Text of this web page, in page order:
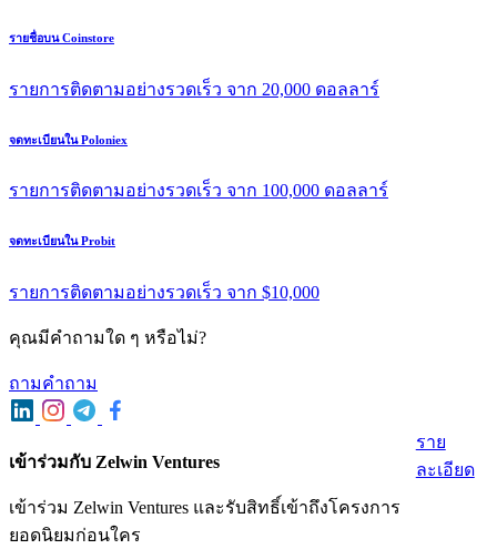
รายชื่อบน Coinstore
รายการติดตามอย่างรวดเร็ว จาก 20,000 ดอลลาร์
จดทะเบียนใน Poloniex
รายการติดตามอย่างรวดเร็ว จาก 100,000 ดอลลาร์
จดทะเบียนใน Probit
รายการติดตามอย่างรวดเร็ว จาก $10,000
คุณมีคําถามใด ๆ หรือไม่?
ถามคําถาม
เข้าร่วมกับ Zelwin Ventures
เข้าร่วม Zelwin Ventures และรับสิทธิ์เข้าถึงโครงการ
ยอดนิยมก่อนใคร
ราย
ละเอียด